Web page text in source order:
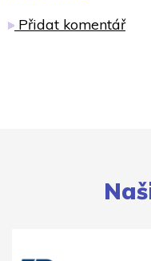
Přidat komentář